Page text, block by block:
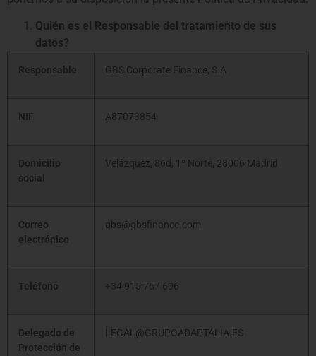
Quién es el Responsable del tratamiento de sus
datos?
Responsable GBS Corporate Finance, S.A
NIF A87073854
Domicilio
social
Velázquez, 86d, 1º Norte, 28006 Madrid
Correo
electrónico
gbs@gbsfinance.com
Teléfono +34 915 767 606
Delegado de
Protección de
LEGAL@GRUPOADAPTALIA.ES